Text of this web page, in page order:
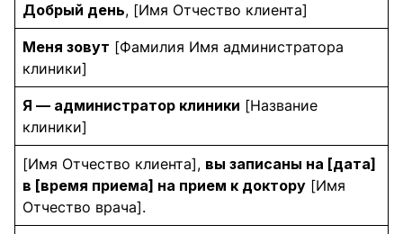
Добрый день, [Имя Отчество клиента]
Меня зовут [Фамилия Имя администратора
клиники]
Я — администратор клиники [Название
клиники]
[Имя Отчество клиента], вы записаны на [дата]
в [время приема] на прием к доктору [Имя
Отчество врача].